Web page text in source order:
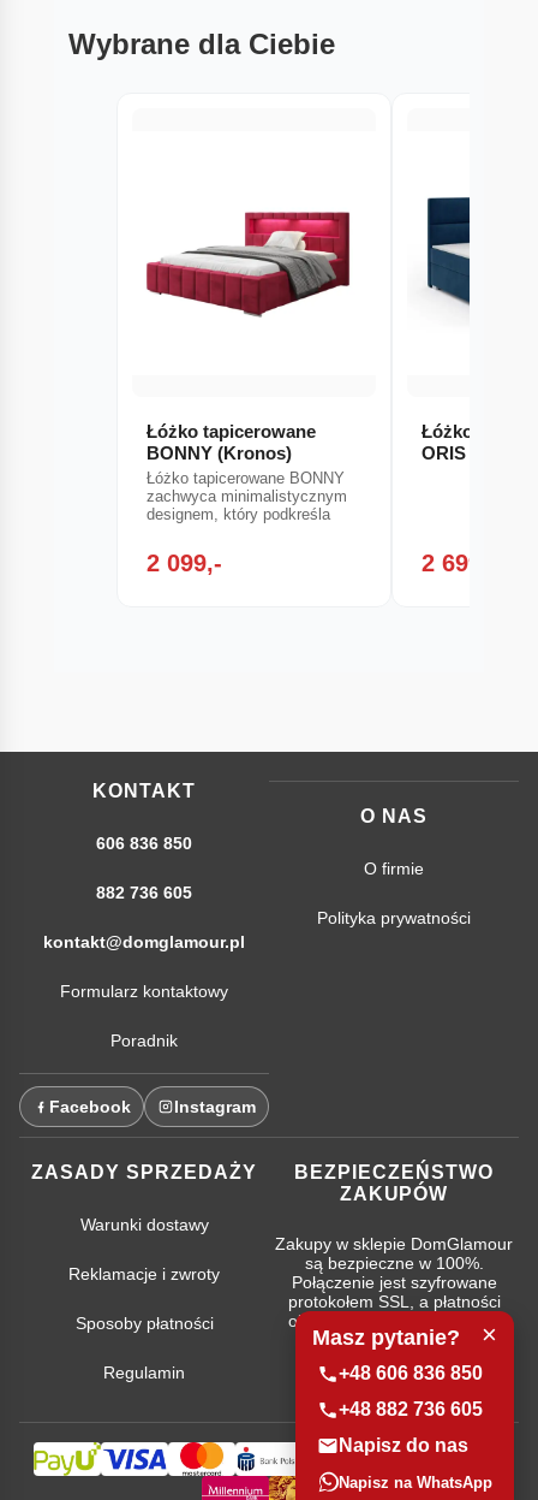
Wybrane dla Ciebie
Łóżko tapicerowane
BONNY (Kronos)
Łóżko tapicerowane BONNY
zachwyca minimalistycznym
designem, który podkreśla
2 099,-
Łóżko
ORIS
2 699,-
KONTAKT
606 836 850
882 736 605
kontakt@domglamour.pl
Formularz kontaktowy
Poradnik
Facebook Instagram
O NAS
O firmie
Polityka prywatności
ZASADY SPRZEDAŻY
Warunki dostawy
Reklamacje i zwroty
Sposoby płatności
Regulamin
BEZPIECZEŃSTWO
ZAKUPÓW
Zakupy w sklepie DomGlamour
są bezpieczne w 100%.
Połączenie jest szyfrowane
protokołem SSL, a płatności
obsługują najpopularniejsze
systemy bankowe.
×
Masz pytanie?
+48 606 836 850
+48 882 736 605
Napisz do nas
Napisz na WhatsApp